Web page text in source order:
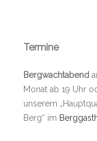
Termine
Bergwachtabend
Monat ab 19 Uhr
unserem
Berg“ im